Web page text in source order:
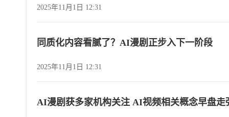
2025年11月1日 12:31
同质化内容看腻了？AI漫剧正步入下一阶段
2025年11月1日 12:31
AI漫剧获多家机构关注 AI视频相关概念早盘走